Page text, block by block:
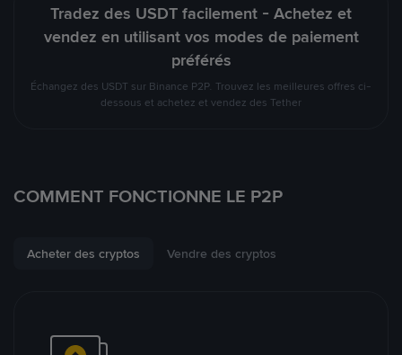
Tradez des USDT facilement - Achetez et
vendez en utilisant vos modes de paiement
préférés
Échangez des USDT sur Binance P2P. Trouvez les meilleures offres ci-
dessous et achetez et vendez des Tether
COMMENT FONCTIONNE LE P2P
Acheter des cryptos Vendre des cryptos